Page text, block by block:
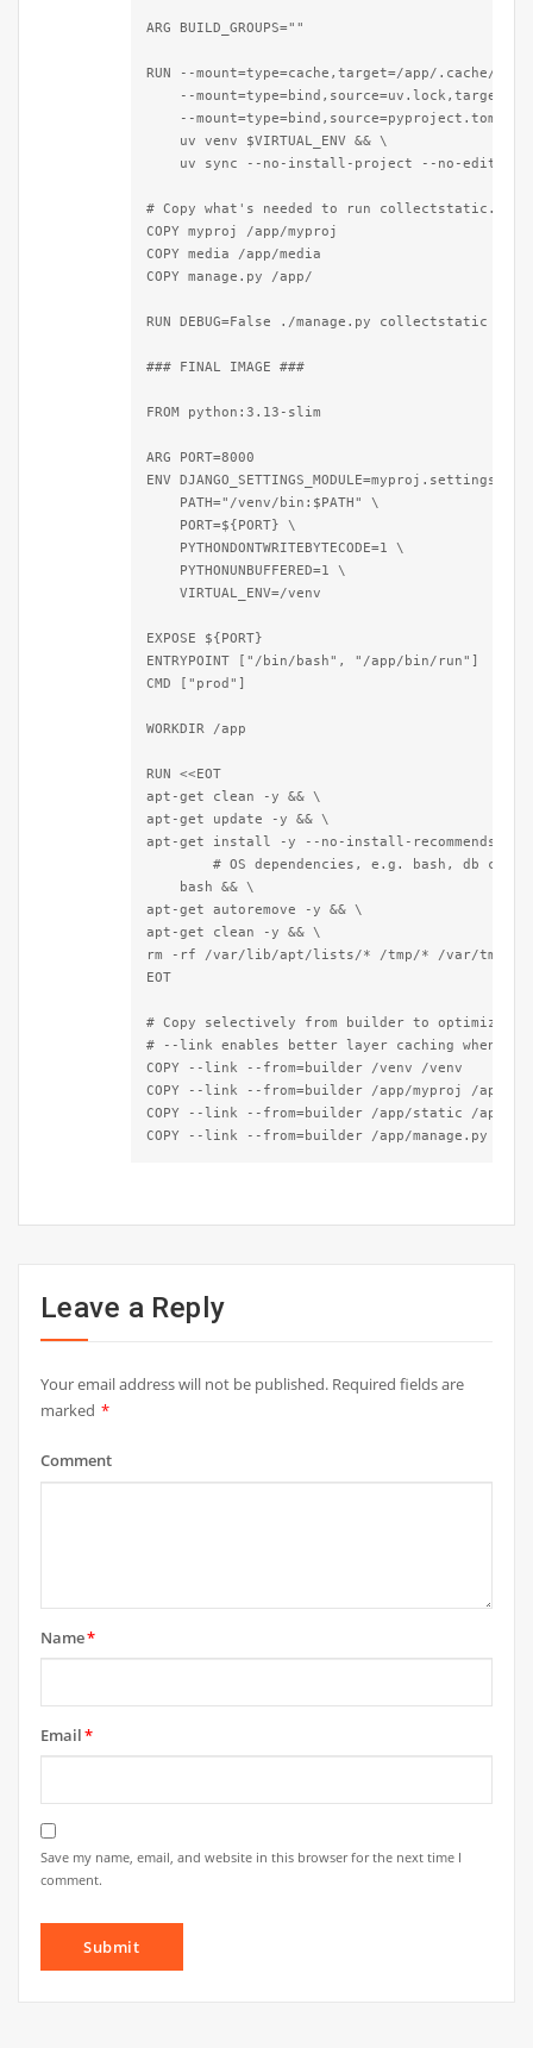
ARG BUILD_GROUPS=""
RUN --mount=type=cache,target=/app/.cache/uv \
--
--
    uv venv $VIRTUAL_ENV && \
uv sync --no-install-project --no-
# Copy what's needed to run collectstatic.
COPY myproj /app/myproj
COPY media /app/media
COPY manage.py /app/
RUN DEBUG=False ./manage.py collectstatic --
### FINAL IMAGE ###
FROM python:3.13-slim
ARG PORT=8000
ENV DJANGO_SETTINGS_MODULE=myproj.settings \
    PATH="/venv/bin:$PATH" \
    PORT=${PORT} \
    PYTHONDONTWRITEBYTECODE=1 \
    PYTHONUNBUFFERED=1 \
    VIRTUAL_ENV=/venv
EXPOSE ${PORT}
ENTRYPOINT ["/bin/bash", "/app/bin/run"]
CMD ["prod"]
WORKDIR /app
RUN <<EOT
apt-get clean -y && \
apt-get update -y && \
apt-get install -y --no-install-recommends \
	# OS dependencies, e.g. bash, db clients, etc.
    bash && \
apt-get autoremove -y && \
apt-get clean -y && \
rm -rf /var/lib/apt/lists/* /tmp/* /var/tmp/*
EOT
# Copy selectively from builder to optimize
# --link enables better layer caching when base
COPY --link --from=builder /venv /venv
COPY --link --from=builder /app/myproj /app/
COPY --link --from=builder /app/static /app/
COPY --link --from=builder /app/manage.py /app/
Leave a Reply
Your email address will not be published. Required fields are
marked *
Comment
Name*
Email*
Save my name, email, and website in this browser for the next time I
comment.